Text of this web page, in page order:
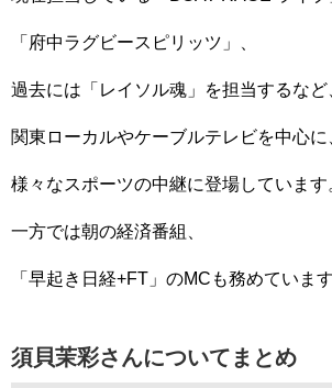
「府中ラグビースピリッツ」、
過去には「レイソル魂」を担当するなど
関東ローカルやケーブルテレビを中心に
様々なスポーツの中継に登場しています
一方では朝の経済番組、
「早起き日経+FT」のMCも務めています
須貝茉彩さんについてまとめ